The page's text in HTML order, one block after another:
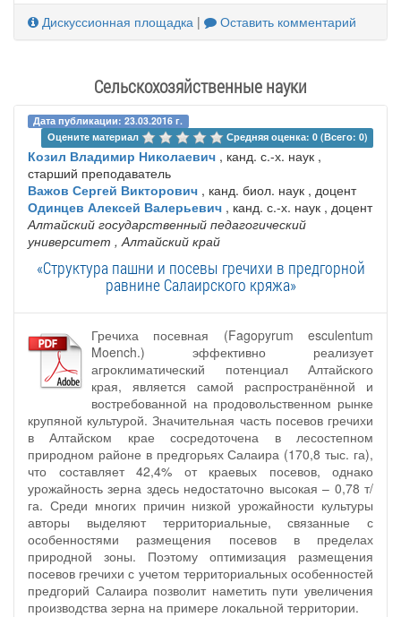
Дискуссионная площадка | Оставить комментарий
Сельскохозяйственные науки
Дата публикации: 23.03.2016 г.
Оцените материал
Средняя оценка: 0 (Всего: 0)
Козил Владимир Николаевич , канд. с.-х. наук ,
старший преподаватель
Важов Сергей Викторович , канд. биол. наук , доцент
Одинцев Алексей Валерьевич , канд. с.-х. наук , доцент
Алтайский государственный педагогический
университет , Алтайский край
«Структура пашни и посевы гречихи в предгорной
равнине Салаирского кряжа»
Гречиха посевная (Fagopyrum esculentum
Moench.) эффективно реализует
агроклиматический потенциал Алтайского
края, является самой распространённой и
востребованной на продовольственном рынке
крупяной культурой. Значительная часть посевов гречихи
в Алтайском крае сосредоточена в лесостепном
природном районе в предгорьях Салаира (170,8 тыс. га),
что составляет 42,4% от краевых посевов, однако
урожайность зерна здесь недостаточно высокая – 0,78 т/
га. Среди многих причин низкой урожайности культуры
авторы выделяют территориальные, связанные с
особенностями размещения посевов в пределах
природной зоны. Поэтому оптимизация размещения
посевов гречихи с учетом территориальных особенностей
предгорий Салаира позволит наметить пути увеличения
производства зерна на примере локальной территории.